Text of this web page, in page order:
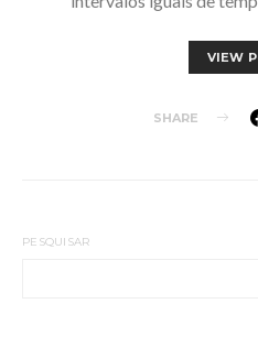
VIEW
SHARE
PESQUISAR